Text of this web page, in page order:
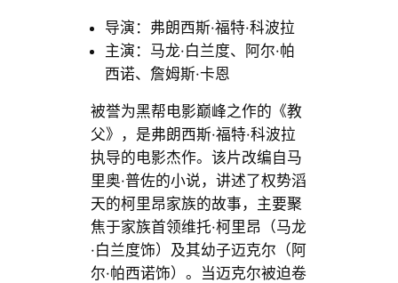
导演：弗朗西斯·福特·科波拉
主演：马龙·白兰度、阿尔·帕
西诺、詹姆斯·卡恩
被誉为黑帮电影巅峰之作的《教
父》，是弗朗西斯·福特·科波拉
执导的电影杰作。该片改编自马
里奥·普佐的小说，讲述了权势滔
天的柯里昂家族的故事，主要聚
焦于家族首领维托·柯里昂（马龙
·白兰度饰）及其幼子迈克尔（阿
尔·帕西诺饰）。当迈克尔被迫卷